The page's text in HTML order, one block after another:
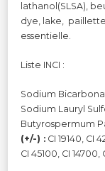
lathanol(SLSA),
dye, lake,
essentielle.
Liste INCI :
Sodium
Sodium Lauryl
Butyrospermum
(+/-) : CI 19140, CI
CI 45100, CI 14700,